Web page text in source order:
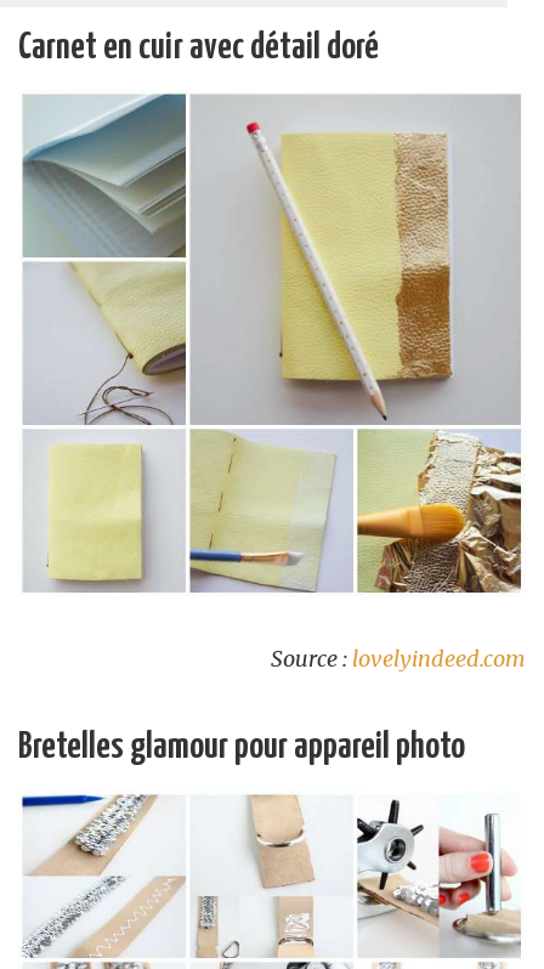
Carnet en cuir avec détail doré
Source : lovelyindeed.com
Bretelles glamour pour appareil photo